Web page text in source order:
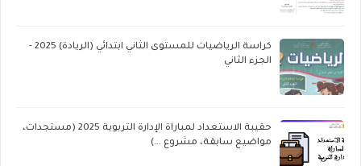
كراسة الرياضيات للمستوى الثاني ابتدائي (الريادة) 2025 -
الجزء الثاني
حقيبة الاستعداد لمباراة الإدارة التربوية 2025 (مستجدات،
مواضيع سابقة، مشروع ...)